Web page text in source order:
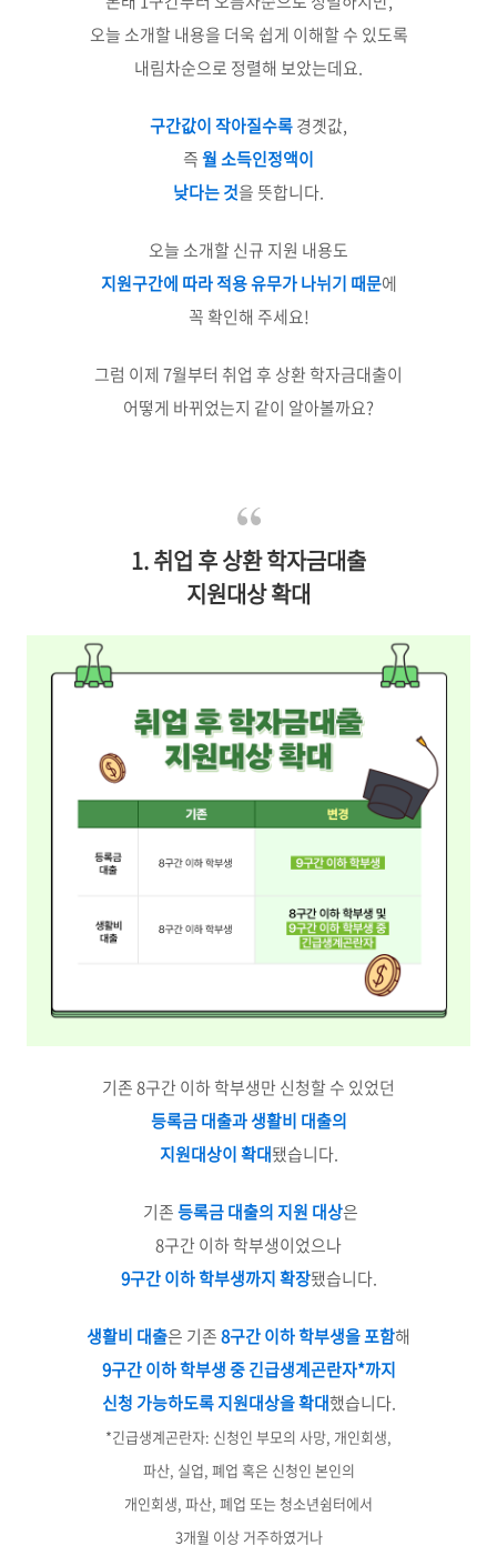
오늘 소개할 내용을 더욱 쉽게 이해할 수 있도록
내림차순으로 정렬해 보았는데요.
구간값이 작아질수록경곗값,
즉월 소득인정액이
낮다는 것을 뜻합니다.
오늘 소개할 신규 지원 내용도
지원구간에 따라 적용 유무가 나뉘기 때문에
꼭 확인해 주세요!
그럼 이제 7월부터 취업 후 상환 학자금대출이
어떻게 바뀌었는지 같이 알아볼까요?
1. 취업 후 상환 학자금대출
지원대상 확대
기존 8구간 이하 학부생만 신청할 수 있었던
등록금 대출과 생활비 대출의
지원대상이 확대됐습니다.
기존등록금 대출의 지원 대상은
8구간 이하 학부생이었으나
9구간 이하 학부생까지 확장됐습니다.
생활비 대출은 기존8구간 이하 학부생을 포함해
9구간 이하 학부생 중 긴급생계곤란자*까지
신청 가능하도록 지원대상을 확대했습니다.
*긴급생계곤란자: 신청인 부모의 사망, 개인회생,
파산, 실업, 폐업 혹은 신청인 본인의
개인회생, 파산, 폐업 또는 청소년쉼터에서
3개월 이상 거주하였거나